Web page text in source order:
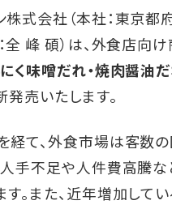
株式会社（本社：東京
峰 碩）は、外食店向け
く味噌だれ・焼肉醤油だ
発売いたします。
経て、外食市場は客数
人手不足や人件費高騰
す。また、近年増加して